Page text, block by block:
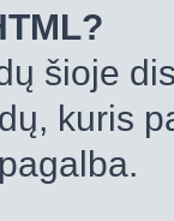
šioje
kuris